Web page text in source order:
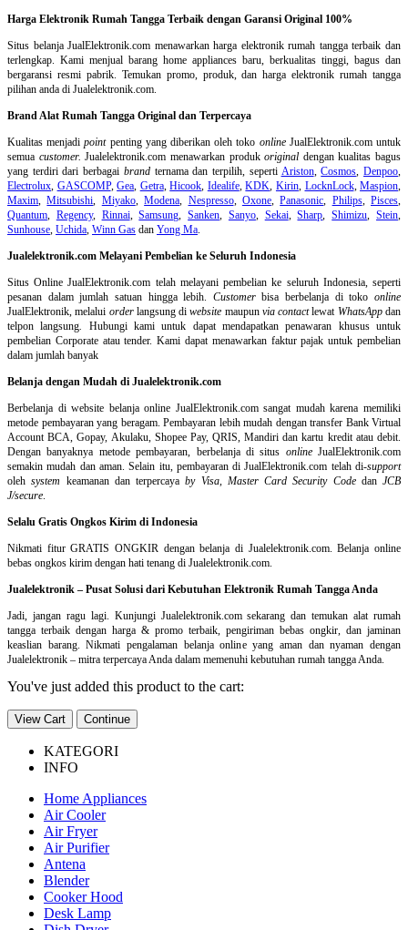
Harga Elektronik Rumah Tangga Terbaik dengan Garansi Original 100%
Situs belanjaJualElektronik.com menawarkan harga elektronik rumah tangga terbaik dan
terlengkap. Kami menjual barang home appliances baru, berkualitas tinggi, bagus dan
bergaransi resmi pabrik. Temukan promo, produk, dan harga elektronik rumah tangga
pilihan anda di Jualelektronik.com.
Brand Alat Rumah Tangga Original dan Terpercaya
Kualitas menjadipointpenting yang diberikan oleh toko onlineJualElektronik.com untuk
semua customer. Jualelektronik.com menawarkan produkoriginal dengan kualitas bagus
yang terdiri dari berbagai brandternama dan terpilih, seperti Ariston,Cosmos,Denpoo,
Electrolux, GASCOMP,Gea, Getra,Hicook, Idealife,KDK, Kirin, LocknLock,Maspion,
Maxim,Mitsubishi, Miyako,Modena, Nespresso, Oxone,Panasonic, Philips, Pisces,
Quantum, Regency, Rinnai,Samsung,Sanken, Sanyo, Sekai,Sharp,Shimizu,Stein,
Sunhouse, Uchida, Winn Gas dan Yong Ma.
Jualelektronik.com Melayani Pembelian ke Seluruh Indonesia
Situs Online JualElektronik.com telah melayani pembelian ke seluruh Indonesia, seperti
pesanan dalam jumlah satuan hingga lebih. Customerbisa berbelanja di tokoonline
JualElektronik, melalui orderlangsung diwebsite maupun via contactlewat WhatsAppdan
telpon langsung. Hubungi kami untuk dapat mendapatkan penawaran khusus untuk
pembelian Corporate atau tender. Kami dapat menawarkan faktur pajak untuk pembelian
dalam jumlah banyak
Belanja dengan Mudah di Jualelektronik.com
Berbelanja diwebsite belanja online JualElektronik.com sangat mudah karena memiliki
metode pembayaran yang beragam. Pembayaran lebih mudah dengan transfer Bank Virtual
Account BCA, Gopay, Akulaku, Shopee Pay, QRIS, Mandiri dan kartu kredit atau debit.
Dengan banyaknya metode pembayaran, berbelanja di situs onlineJualElektronik.com
semakin mudah dan aman. Selain itu, pembayaran di JualElektronik.com telah di-support
olehsystem keamanan dan terpercayaby Visa, Master Card Security Codedan JCB
J/secure.
Selalu Gratis Ongkos Kirim di Indonesia
Nikmati fitur GRATIS ONGKIR dengan belanja di Jualelektronik.com. Belanja online
bebas ongkos kirim dengan hati tenang di Jualelektronik.com.
Jualelektronik – Pusat Solusi dari Kebutuhan Elektronik Rumah Tangga Anda
Jadi, jangan ragu lagi. Kunjungi Jualelektronik.com sekarang dan temukan alat rumah
tangga terbaik dengan harga & promo terbaik, pengiriman bebas ongkir, dan jaminan
keaslian barang. Nikmati pengalaman belanja online yang aman dan nyaman dengan
Jualelektronik – mitra terpercaya Anda dalam memenuhi kebutuhan rumah tangga Anda.
You've just added this product to the cart:
View Cart Continue
KATEGORI
INFO
Home Appliances
Air Cooler
Air Fryer
Air Purifier
Antena
Blender
Cooker Hood
Desk Lamp